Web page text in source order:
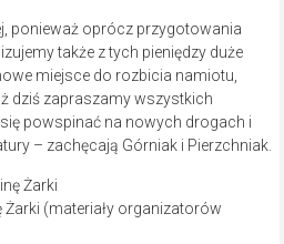
ponieważ oprócz przygotowania
także z tych pieniędzy duże
miejsce do rozbicia namiotu,
dziś zapraszamy wszystkich
powspinać na nowych drogach i
– zachęcają Górniak i Pierzchniak.
Żarki (materiały organizatorów